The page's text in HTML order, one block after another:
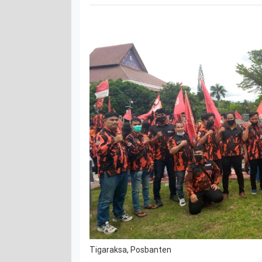
Tigaraksa, Posbanten